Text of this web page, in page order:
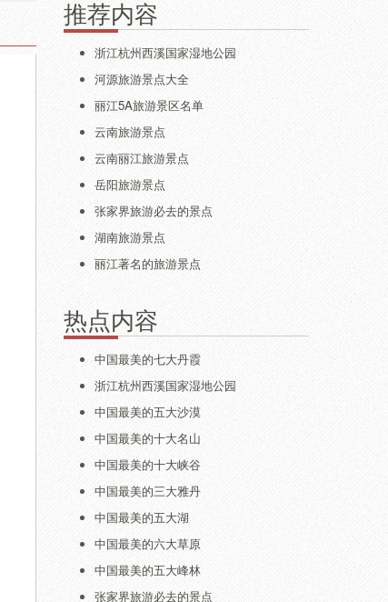
推荐内容
浙江杭州西溪国家湿地公园
河源旅游景点大全
丽江5A旅游景区名单
云南旅游景点
云南丽江旅游景点
岳阳旅游景点
张家界旅游必去的景点
湖南旅游景点
丽江著名的旅游景点
热点内容
中国最美的七大丹霞
浙江杭州西溪国家湿地公园
中国最美的五大沙漠
中国最美的十大名山
中国最美的十大峡谷
中国最美的三大雅丹
中国最美的五大湖
中国最美的六大草原
中国最美的五大峰林
张家界旅游必去的景点